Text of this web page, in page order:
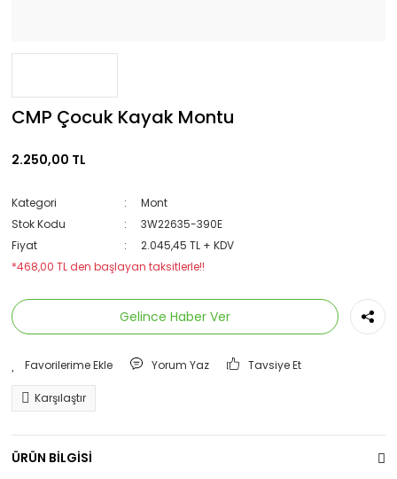
CMP Çocuk Kayak Montu
2.250,00 TL
Kategori
Mont
Stok Kodu
3W22635-390E
Fiyat
2.045,45 TL + KDV
*468,00 TL den başlayan taksitlerle!!
Gelince Haber Ver
Yorum Yaz Tavsiye Et
Karşılaştır
ÜRÜN BİLGİSİ